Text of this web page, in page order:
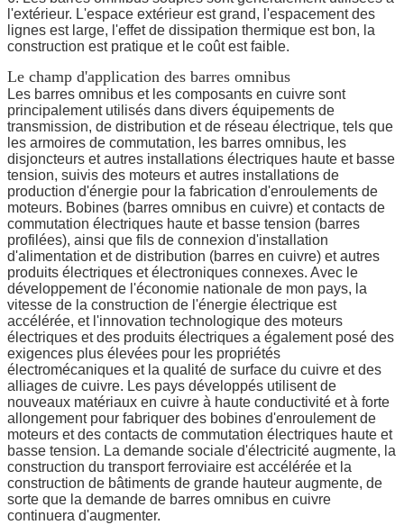
l'extérieur. L'espace extérieur est grand, l'espacement des
lignes est large, l'effet de dissipation thermique est bon, la
construction est pratique et le coût est faible.
Le champ d'application des barres omnibus
Les barres omnibus et les composants en cuivre sont
principalement utilisés dans divers équipements de
transmission, de distribution et de réseau électrique, tels que
les armoires de commutation, les barres omnibus, les
disjoncteurs et autres installations électriques haute et basse
tension, suivis des moteurs et autres installations de
production d'énergie pour la fabrication d'enroulements de
moteurs. Bobines (barres omnibus en cuivre) et contacts de
commutation électriques haute et basse tension (barres
profilées), ainsi que fils de connexion d'installation
d'alimentation et de distribution (barres en cuivre) et autres
produits électriques et électroniques connexes. Avec le
développement de l'économie nationale de mon pays, la
vitesse de la construction de l'énergie électrique est
accélérée, et l'innovation technologique des moteurs
électriques et des produits électriques a également posé des
exigences plus élevées pour les propriétés
électromécaniques et la qualité de surface du cuivre et des
alliages de cuivre. Les pays développés utilisent de
nouveaux matériaux en cuivre à haute conductivité et à forte
allongement pour fabriquer des bobines d'enroulement de
moteurs et des contacts de commutation électriques haute et
basse tension. La demande sociale d'électricité augmente, la
construction du transport ferroviaire est accélérée et la
construction de bâtiments de grande hauteur augmente, de
sorte que la demande de barres omnibus en cuivre
continuera d'augmenter.